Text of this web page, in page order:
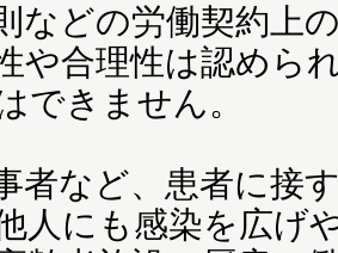
などの労働契約上
や合理性は認めら
できません。
者など、患者に接
人にも感染を広げ